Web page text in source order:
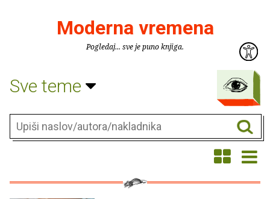
Moderna vremena
Pogledaj... sve je puno knjiga.
Sve teme